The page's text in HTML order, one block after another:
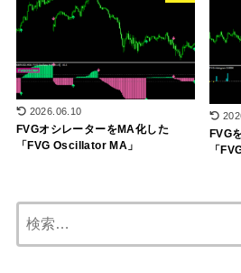
2026.06.10
FVGオシレーターをMA化した
「FVG Oscillator MA」
FVG
「
索: